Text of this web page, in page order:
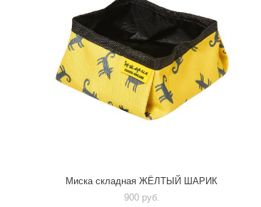
Миска складная ЖЁЛТЫЙ ШАРИК
900 pуб.